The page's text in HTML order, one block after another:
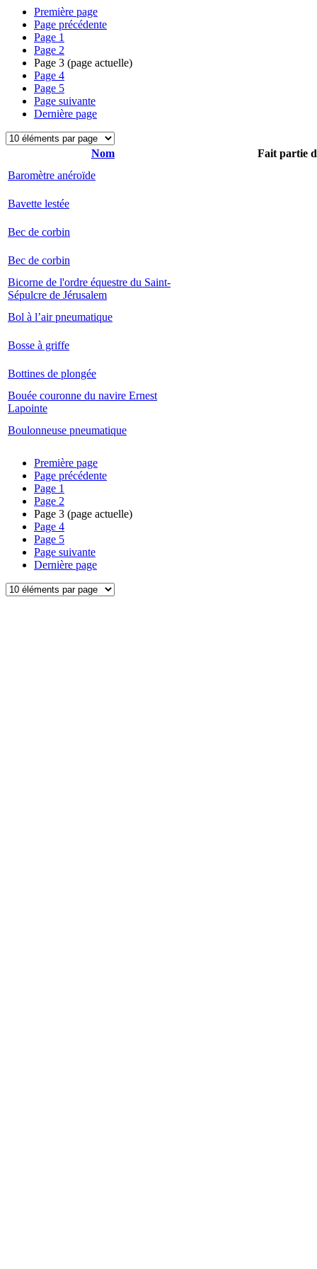
Première page
Page précédente
Page 1
Page 2
Page 3 (page actuelle)
Page 4
Page 5
Page suivante
Dernière page
Nom
Fait partie
Baromètre anéroïde
Bavette lestée
Bec de corbin
Bec de corbin
Bicorne de l'ordre équestre du Saint-
Sépulcre de Jérusalem
Bol à l’air pneumatique
Bosse à griffe
Bottines de plongée
Bouée couronne du navire Ernest
Lapointe
Boulonneuse pneumatique
Première page
Page précédente
Page 1
Page 2
Page 3 (page actuelle)
Page 4
Page 5
Page suivante
Dernière page